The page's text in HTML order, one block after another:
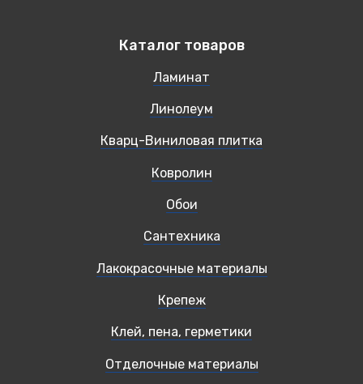
Каталог товаров
Ламинат
Линолеум
Кварц-Виниловая плитка
Ковролин
Обои
Сантехника
Лакокрасочные материалы
Крепеж
Клей, пена, герметики
Отделочные материалы